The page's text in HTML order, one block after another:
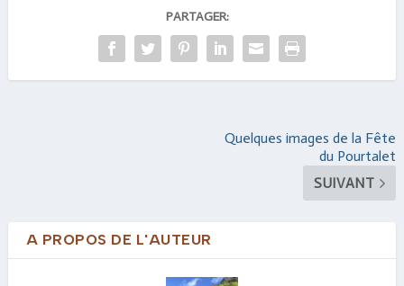
PARTAGER:
Quelques images de la Fête
du Pourtalet
SUIVANT
A PROPOS DE L'AUTEUR